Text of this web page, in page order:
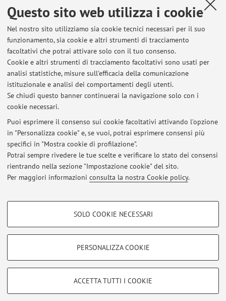
Questo sito web utilizza i cookie
Nel nostro sito utilizziamo sia cookie tecnici necessari per il suo
funzionamento, sia cookie e altri strumenti di tracciamento
facoltativi che potrai attivare solo con il tuo consenso.
Cookie e altri strumenti di tracciamento facoltativi sono usati per
analisi statistiche, misure sull'efficacia della comunicazione
istituzionale e analisi dei comportamenti degli utenti.
Se chiudi questo banner continuerai la navigazione solo con i
cookie necessari.
Puoi esprimere il consenso sui cookie facoltativi attivando l'opzione
in "Personalizza cookie" e, se vuoi, potrai esprimere consensi più
specifici in "Mostra cookie di profilazione".
Potrai sempre rivedere le tue scelte e verificare lo stato dei consensi
rientrando nella sezione "Impostazione cookie" del sito.
Per maggiori informazioni consulta la nostra Cookie policy.
COOKIE DI PROFILAZIONE - FACOLTATIVI
COOKIE TECNICI - NECESSARI
Si tratta di cookie tecnici utilizzati, a titolo esemplificativo, per il corretto
SOLO COOKIE NECESSARI
PERSONALIZZA COOKIE
ACCETTA TUTTI I COOKIE
Didattica
Attività
Anno Accademico
Non sono presenti attività didattiche per l'A.A. 2026-2027
Ultimi avvisi
Al momento non sono presenti avvisi.
Area riservata
Accedi tramiteloginper gestire tutti i contenuti del sito.
Zamboni, 33 - 40126 Bologna - Partita IVA: 01131710376